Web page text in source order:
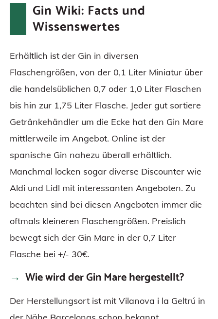
Gin Wiki: Facts und
Wissenswertes
Erhältlich ist der Gin in diversen
Flaschengrößen, von der 0,1 Liter Miniatur über
die handelsüblichen 0,7 oder 1,0 Liter Flaschen
bis hin zur 1,75 Liter Flasche. Jeder gut sortiere
Getränkehändler um die Ecke hat den Gin Mare
mittlerweile im Angebot. Online ist der
spanische Gin nahezu überall erhältlich.
Manchmal locken sogar diverse Discounter wie
Aldi und Lidl mit interessanten Angeboten. Zu
beachten sind bei diesen Angeboten immer die
oftmals kleineren Flaschengrößen. Preislich
bewegt sich der Gin Mare in der 0,7 Liter
Flasche bei +/- 30€.
Wie wird der Gin Mare hergestellt?
Der Herstellungsort ist mit Vilanova i la Geltrú in